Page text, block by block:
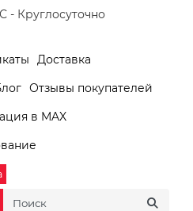
- Круглосуточно
Доставка
Отзывы покупателей
в MAX